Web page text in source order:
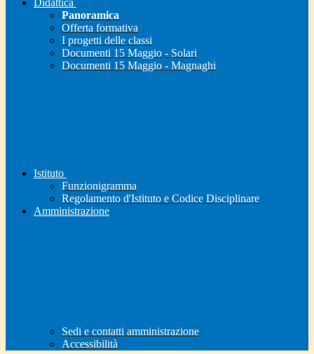
Didattica
Panoramica
Offerta formativa
I progetti delle classi
Documenti 15 Maggio - Solari
Documenti 15 Maggio - Magnaghi
Istituto
Funzionigramma
Regolamento d'Istituto e Codice Disciplinare
Amministrazione
Sedi e contatti amministrazione
Accessibilità